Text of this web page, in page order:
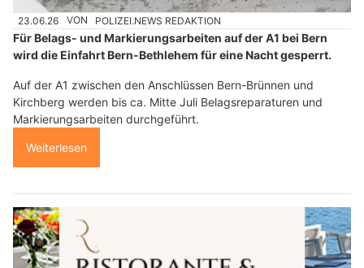
23.06.26 VON POLIZEI.NEWS REDAKTION
Für Belags- und Markierungsarbeiten auf der A1 bei Bern
wird die Einfahrt Bern-Bethlehem für eine Nacht gesperrt.
Auf der A1 zwischen den Anschlüssen Bern-Brünnen und
Kirchberg werden bis ca. Mitte Juli Belagsreparaturen und
Markierungsarbeiten durchgeführt.
Weiterlesen